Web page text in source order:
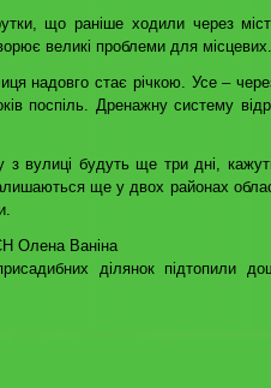
що раніше ходили через
великі проблеми для місцевих.
надовго стає річкою. Усе –
поспіль. Дренажну систему
з вулиці будуть ще три дні,
ще у двох районах
Олена Ваніна
присадибних ділянок